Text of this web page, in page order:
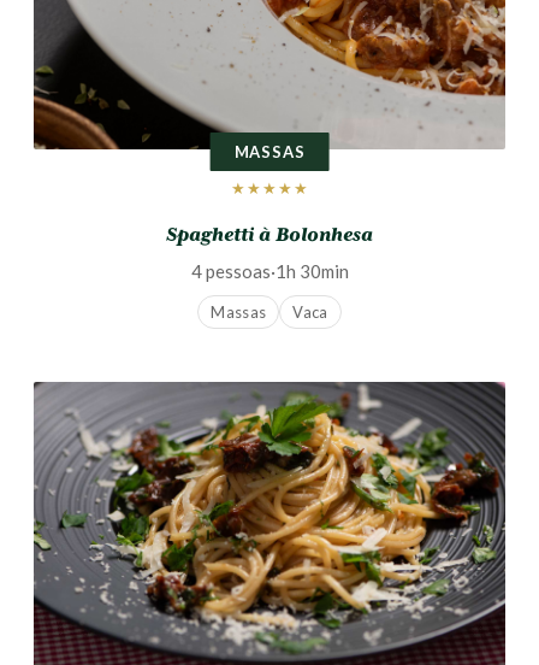
MASSAS
★★★★★
Spaghetti à Bolonhesa
4 pessoas·1h 30min
Massas Vaca